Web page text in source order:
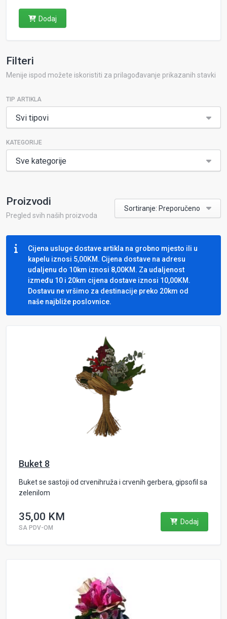
Dodaj
Filteri
Menije ispod možete iskoristiti za prilagođavanje prikazanih stavki
TIP ARTIKLA
Svi tipovi
KATEGORIJE
Sve kategorije
Proizvodi
Pregled svih naših proizvoda
Sortiranje: Preporučeno
Cijena usluge dostave artikla na grobno mjesto ili u
kapelu iznosi 5,00KM. Cijena dostave na adresu
udaljenu do 10km iznosi 8,00KM. Za udaljenost
između 10 i 20km cijena dostave iznosi 10,00KM.
Dostavu ne vršimo za destinacije preko 20km od
naše najbliže poslovnice.
Buket 8
Buket se sastoji od crvenihruža i crvenih gerbera, gipsofil sa
zelenilom
35,00 KM
SA PDV-OM
Dodaj